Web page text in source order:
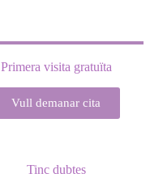
Primera visita gratuïta
Vull demanar cita
Tinc dubtes